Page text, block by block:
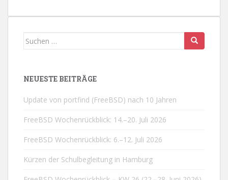
Suchen
NEUESTE BEITRÄGE
Update von portfind (FreeBSD) nach 10 Jahren
FreeBSD Wochenrückblick: 14.–20. Juli 2026
FreeBSD Wochenrückblick: 6.–12. Juli 2026
Kürzen der Schulbegleitung in Hamburg